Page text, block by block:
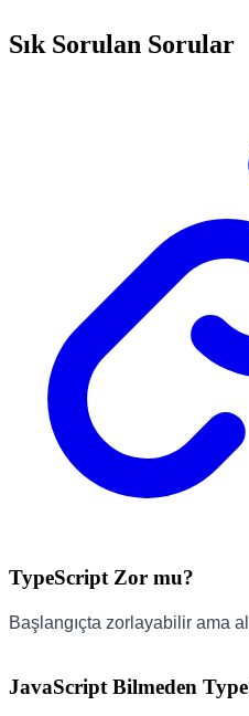
Sık Sorulan Sorular
TypeScript Zor mu?
Başlangıçta zorlayabilir ama
JavaScript Bilmeden